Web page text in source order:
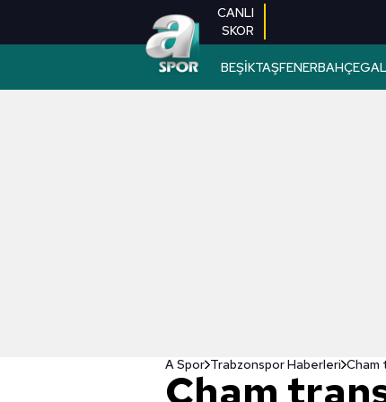
CANLI
SKOR
BEŞİKTAŞFENERBAHÇE
A Spor Trabzonspor Haberleri Cham
Cham